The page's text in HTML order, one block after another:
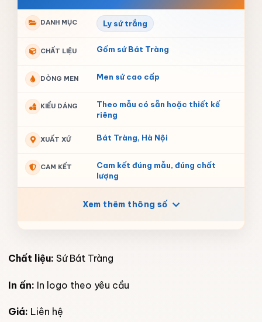
DANH MỤC Ly sứ trắng
CHẤT LIỆU Gốm sứ Bát Tràng
DÒNG MEN Men sứ cao cấp
KIỂU DÁNG
Theo mẫu có sẵn hoặc thiết kế
riêng
XUẤT XỨ Bát Tràng, Hà Nội
CAM KẾT
Cam kết đúng mẫu, đúng chất
lượng
Xem thêm thông số
Chất liệu: Sứ Bát Tràng
In ấn: In logo theo yêu cầu
Giá: Liên hệ